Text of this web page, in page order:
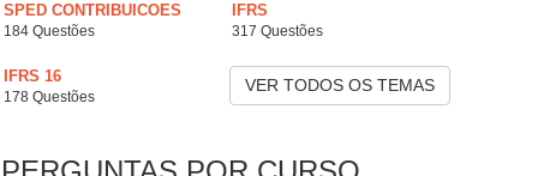
SPED CONTRIBUICOES
184 Questões
IFRS
317 Questões
IFRS 16
178 Questões
VER TODOS OS TEMAS